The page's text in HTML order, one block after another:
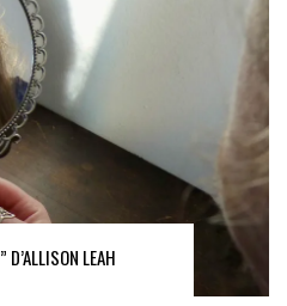
D’ALLISON LEAH